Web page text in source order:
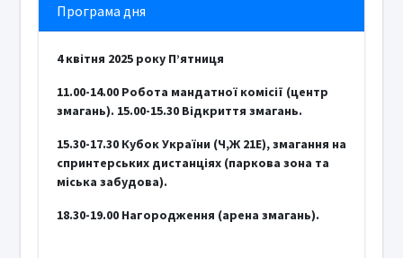
Програма дня
4 квітня 2025 року П’ятниця
11.00-14.00 Робота мандатної комісії (центр
змагань). 15.00-15.30 Відкриття змагань.
15.30-17.30 Кубок України (Ч,Ж 21Е), змагання на
спринтерських дистанціях (паркова зона та
міська забудова).
18.30-19.00 Нагородження (арена змагань).